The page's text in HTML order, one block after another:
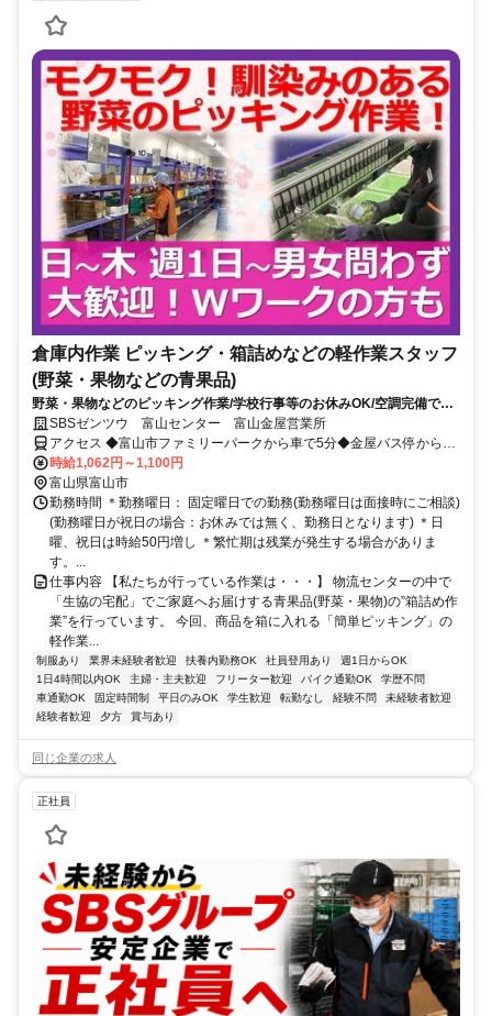
倉庫内作業 ピッキング・箱詰めなどの軽作業スタッフ
(野菜・果物などの青果品)
野菜・果物などのピッキング作業/学校行事等のお休みOK/空調完備で夏
は涼しく冬は暖か/幅広い年齢の方が勤務しています
SBSゼンツウ 富山センター 富山金屋営業所
アクセス ◆富山市ファミリーパークから車で5分◆金屋バス停から徒
歩15分◆車・バイク・自転車OK
時給1,062円～1,100円
富山県富山市
勤務時間 ＊勤務曜日： 固定曜日での勤務(勤務曜日は面接時にご相談)
(勤務曜日が祝日の場合：お休みでは無く、勤務日となります) ＊日
曜、祝日は時給50円増し ＊繁忙期は残業が発生する場合がありま
す。...
仕事内容 【私たちが行っている作業は・・・】 物流センターの中で
「生協の宅配」でご家庭へお届けする青果品(野菜・果物)の”箱詰め作
業”を行っています。 今回、商品を箱に入れる「簡単ピッキング」の
軽作業...
制服あり 業界未経験者歓迎 扶養内勤務OK 社員登用あり
週1日からOK
1日4時間以内OK
主婦・主夫歓迎 フリーター歓迎 バイク通勤OK
学歴不問
車通勤OK
固定時間制 平日のみOK 学生歓迎 転勤なし 経験不問
未経験者歓迎
経験者歓迎
夕方 賞与あり
同じ企業の求人
正社員